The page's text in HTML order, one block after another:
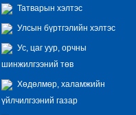
Татварын хэлтэс
Улсын бүртгэлийн хэлтэс
Ус, цаг уур, орчны
шинжилгээний төв
Хөдөлмөр, халамжийн
үйлчилгээний газар